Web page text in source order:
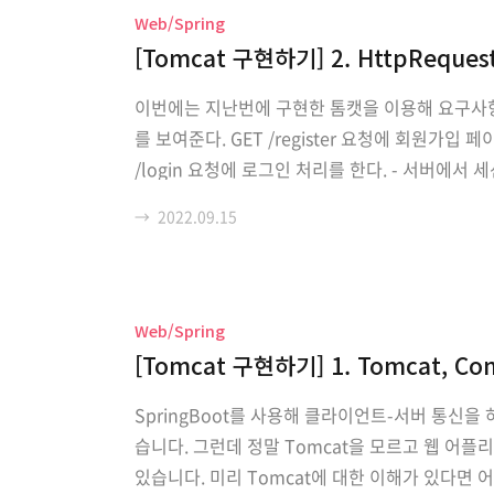
Web/Spring
[Tomcat 구현하기] 2.
이번에는 지난번에 구현한 톰캣을 이용해 요구
를 보여준다. GET /register 요청에 회원가입
/login 요청에 로그인 처리를 한다. - 서버에서
→ 2022.09.15
Web/Spring
[Tomcat 구현하기] 1. Tomcat,
SpringBoot를 사용해 클라이언트-서버 통신을
습니다. 그런데 정말 Tomcat을 모르고 웹 어플
있습니다. 미리 Tomcat에 대한 이해가 있다면